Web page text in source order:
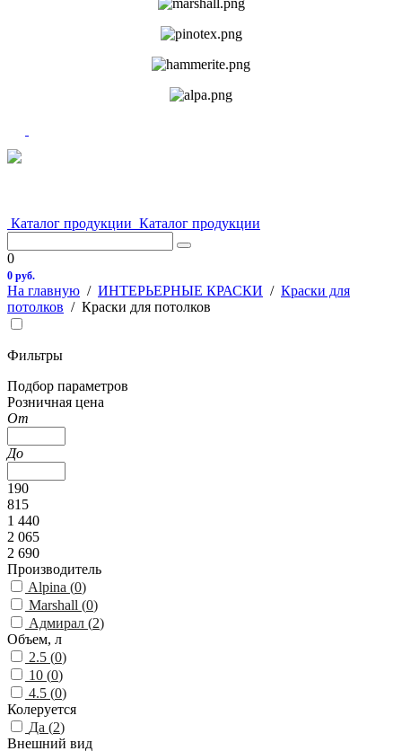
Каталог продукции Каталог продукции
0
0 руб.
На главную / ИНТЕРЬЕРНЫЕ КРАСКИ / Краски для
потолков / Краски для потолков
Фильтры
Подбор параметров
Розничная цена
От
До
190
815
1 440
2 065
2 690
Производитель
Alpina (0)
Marshall (0)
Адмирал (2)
Объем, л
2.5 (0)
10 (0)
4.5 (0)
Колеруется
Да (2)
Внешний вид